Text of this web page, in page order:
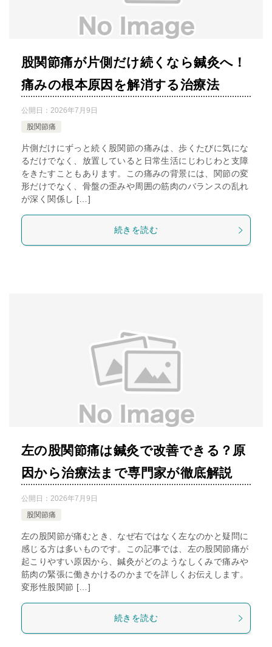
股関節痛が片側だけ続くなら鍼灸へ！
痛みの根本原因を解消する治療法
公開日： 2026年7月9日
股関節痛
片側だけにずっと続く股関節の痛みは、歩くたびに気にな
るだけでなく、放置していると日常生活にじわじわと支障
をきたすこともあります。この痛みの背景には、関節の変
形だけでなく、骨盤の歪みや周囲の筋肉のバランスの乱れ
が深く関係し […]
続きを読む
左の股関節痛は鍼灸で改善できる？原
因から治療法まで専門家が徹底解説
公開日： 2026年7月9日
股関節痛
左の股関節が痛むとき、なぜ右ではなく左なのかと疑問に
感じる方は多いものです。この記事では、左の股関節痛が
起こりやすい原因から、鍼灸がどのようなしくみで痛みや
筋肉の緊張に働きかけるのかまでを詳しくお伝えします。
変形性股関節 […]
続きを読む